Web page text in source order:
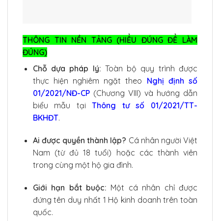
THÔNG TIN NỀN TẢNG (HIỂU ĐÚNG ĐỂ LÀM
ĐÚNG)
Chỗ dựa pháp lý: Toàn bộ quy trình được
thực hiện nghiêm ngặt theo Nghị định số
01/2021/NĐ-CP(Chương VIII) và hướng dẫn
biểu mẫu tạiThông tư số 01/2021/TT-
BKHĐT.
Ai được quyền thành lập? Cá nhân người Việt
Nam (từ đủ 18 tuổi) hoặc các thành viên
trong cùng một hộ gia đình.
Giới hạn bắt buộc: Một cá nhân chỉ được
đứng tên duy nhất 1 Hộ kinh doanh trên toàn
quốc.